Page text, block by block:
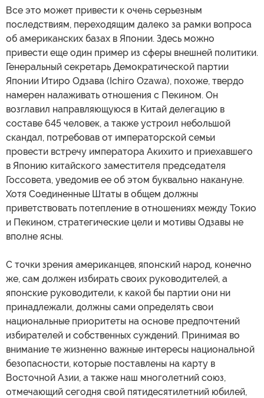
Все это может привести к очень серьезным
последствиям, переходящим далеко за рамки вопроса
об американских базах в Японии. Здесь можно
привести еще один пример из сферы внешней политики.
Генеральный секретарь Демократической партии
Японии Итиро Одзава (Ichiro Ozawa), похоже, твердо
намерен налаживать отношения с Пекином. Он
возглавил направляющуюся в Китай делегацию в
составе 645 человек, а также устроил небольшой
скандал, потребовав от императорской семьи
провести встречу императора Акихито и приехавшего
в Японию китайского заместителя председателя
Госсовета, уведомив ее об этом буквально накануне.
Хотя Соединенные Штаты в общем должны
приветствовать потепление в отношениях между Токио
и Пекином, стратегические цели и мотивы Одзавы не
вполне ясны.
С точки зрения американцев, японский народ, конечно
же, сам должен избирать своих руководителей, а
японские руководители, к какой бы партии они ни
принадлежали, должны сами определять свои
национальные приоритеты на основе предпочтений
избирателей и собственных суждений. Принимая во
внимание те жизненно важные интересы национальной
безопасности, которые поставлены на карту в
Восточной Азии, а также наш многолетний союз,
отмечающий сегодня свой пятидесятилетний юбилей,